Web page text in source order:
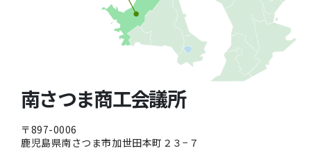
南さつま商工会議所
〒897-0006
鹿児島県南さつま市加世田本町２３−７